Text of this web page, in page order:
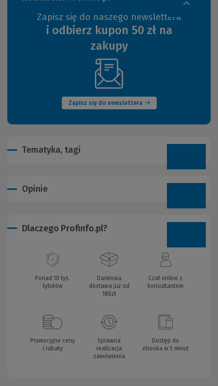
Zapisz się do naszego newslettera
i odbierz kupon 50 zł na
zakupy
Zapisz się do newslettera
(Nowe
okno)
Tematyka, tagi
Opinie
Dlaczego Profinfo.pl?
Ponad 10 tys.
tytułów
Darmowa
dostawa już od
180zł
Czat online z
konsultantem
Promocyjne ceny
i rabaty
Sprawna
realizacja
zamówienia
Dostęp do
ebooka w 5 minut